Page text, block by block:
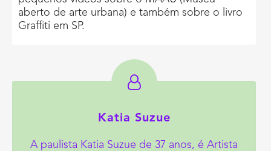
aberto de arte urbana) e também sobre o livro
Graffiti em SP.
Katia Suzue
A paulista Katia Suzue de 37 anos, é Artista